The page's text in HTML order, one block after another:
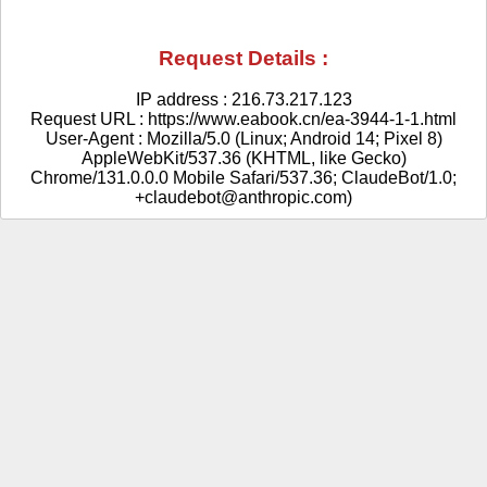
Request Details :
IP address : 216.73.217.123
Request URL : https://www.eabook.cn/ea-3944-1-1.html
User-Agent : Mozilla/5.0 (Linux; Android 14; Pixel 8)
AppleWebKit/537.36 (KHTML, like Gecko)
Chrome/131.0.0.0 Mobile Safari/537.36; ClaudeBot/1.0;
+claudebot@anthropic.com)